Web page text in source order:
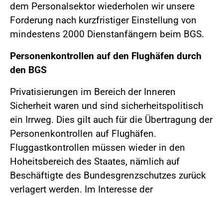
dem Personalsektor wiederholen wir unsere
Forderung nach kurzfristiger Einstellung von
mindestens 2000 Dienstanfängern beim BGS.
Personenkontrollen auf den Flughäfen durch
den BGS
Privatisierungen im Bereich der Inneren
Sicherheit waren und sind sicherheitspolitisch
ein Irrweg. Dies gilt auch für die Übertragung der
Personenkontrollen auf Flughäfen.
Fluggastkontrollen müssen wieder in den
Hoheitsbereich des Staates, nämlich auf
Beschäftigte des Bundesgrenzschutzes zurück
verlagert werden. Im Interesse der